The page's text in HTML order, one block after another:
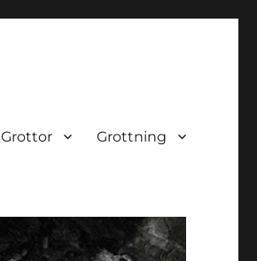
Grottor Grottning